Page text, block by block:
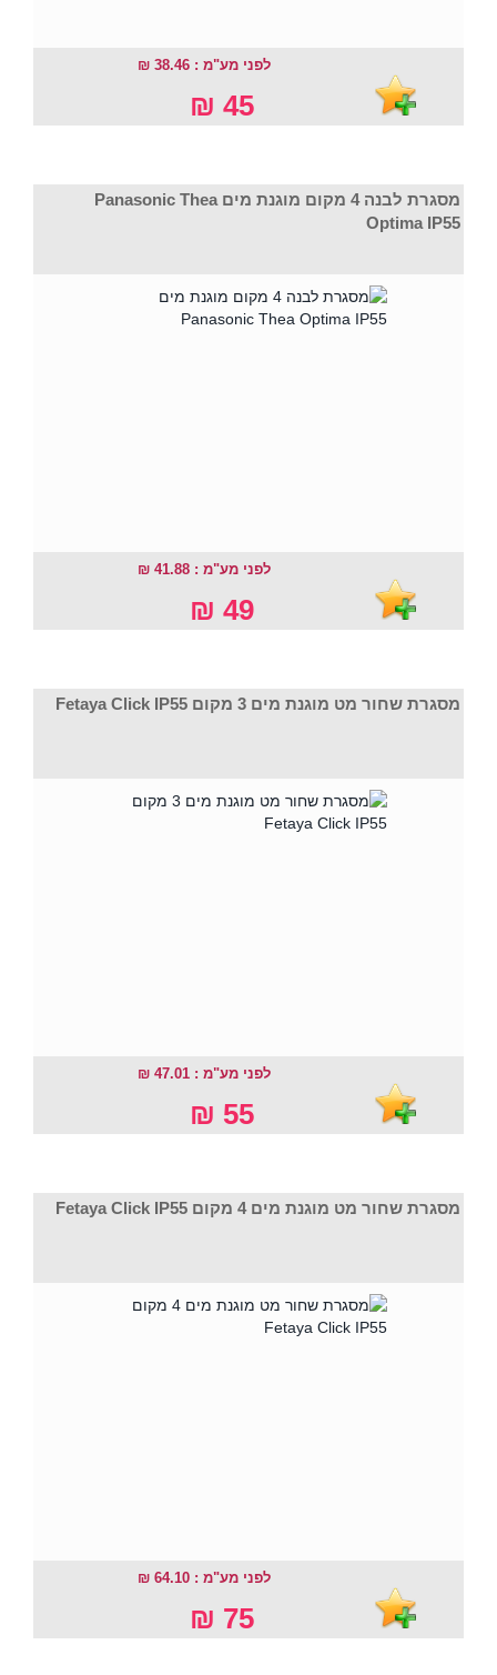
לפני מע"מ : 38.46 ₪
45 ₪
מסגרת לבנה 4 מקום מוגנת מים Panasonic Thea
Optima IP55
לפני מע"מ : 41.88 ₪
49 ₪
מסגרת שחור מט מוגנת מים 3 מקום Fetaya Click IP55
לפני מע"מ : 47.01 ₪
55 ₪
מסגרת שחור מט מוגנת מים 4 מקום Fetaya Click IP55
לפני מע"מ : 64.10 ₪
75 ₪